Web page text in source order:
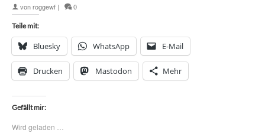
vonroggewf | 0
Teile mit:
Bluesky WhatsApp E-Mail
Drucken Mastodon Mehr
Gefällt mir:
Wird geladen …